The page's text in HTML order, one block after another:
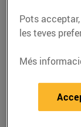
Els
carn
24/de juny/
Pots
les teves
Més